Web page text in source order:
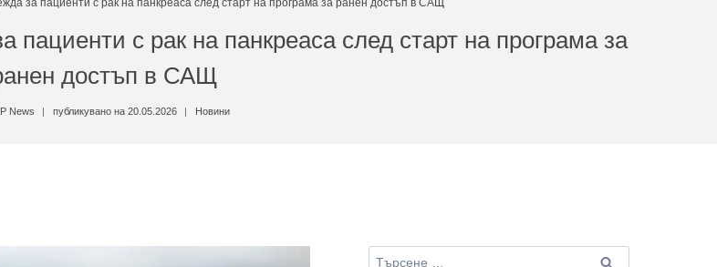
за пациенти с рак на панкреаса след старт на програма за ранен достъп в САЩ
с рак на панкреаса след старт на програма за
достъп в САЩ
News публикувано на 20.05.2026 Новини
Търсене